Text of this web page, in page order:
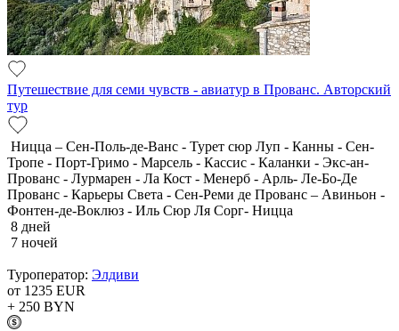
Путешествие для семи чувств - авиатур в Прованс. Авторский
тур
Ницца – Сен-Поль-де-Ванс - Турет сюр Луп - Канны - Сен-
Тропе - Порт-Гримо - Марсель - Кассис - Каланки - Экс-ан-
Прованс - Лурмарен - Ла Кост - Менерб - Арль- Ле-Бо-Де
Прованс - Карьеры Света - Сен-Реми де Прованс – Авиньон -
Фонтен-де-Воклюз - Иль Сюр Ля Сорг- Ницца
8 дней
7 ночей
Туроператор: Элдиви
от 1235 EUR
+ 250 BYN